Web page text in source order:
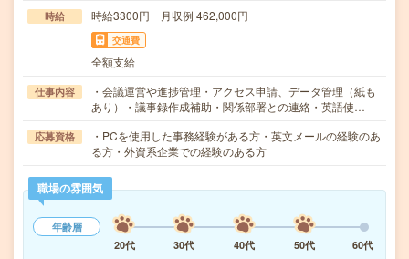
時給 時給3300円 月収例 462,000円
交通費
全額支給
仕事内容
・会議運営や進捗管理・アクセス申請、データ管理（紙も
あり）・議事録作成補助・関係部署との連絡・英語使…
応募資格
・PCを使用した事務経験がある方・英文メールの経験のあ
る方・外資系企業での経験のある方
職場の雰囲気
年齢層
20代
30代 40代 50代
60代